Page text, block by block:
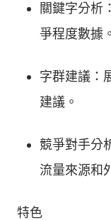
關鍵字分析
爭程度數據。
字群建議：
建議。
競爭對手分
流量來源和
特色